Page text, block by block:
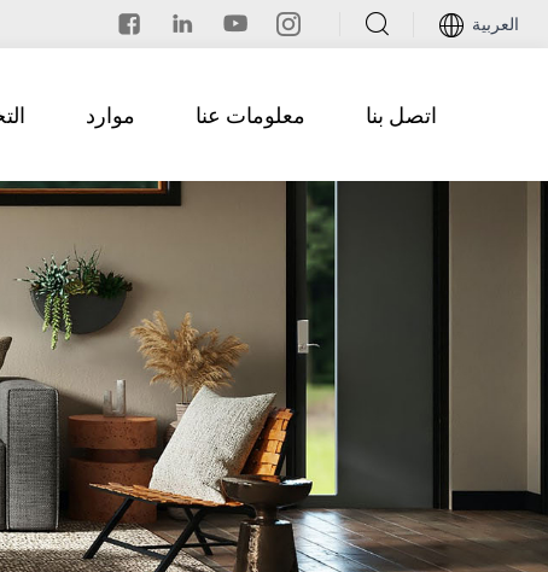
العربية
موارد معلومات عنا اتصل بنا